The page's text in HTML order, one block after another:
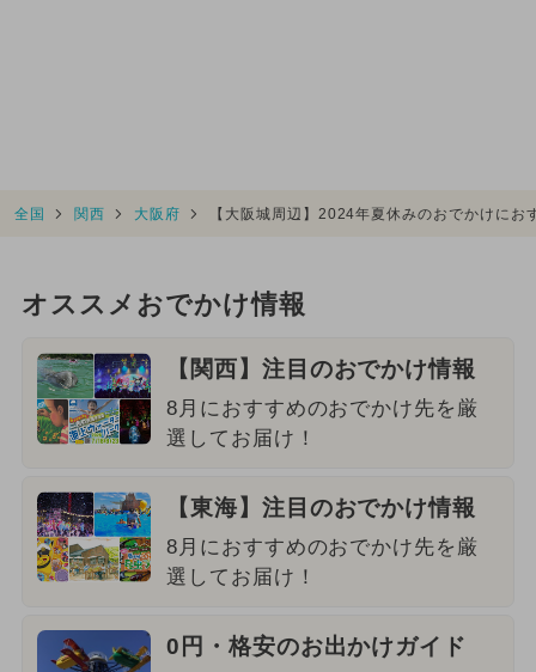
全国 関西 大阪府 【大阪城周辺】2024年夏休みのおでかけに
オススメおでかけ情報
【関西】注目のおでかけ情報
8月におすすめのおでかけ先を厳
選してお届け！
【東海】注目のおでかけ情報
8月におすすめのおでかけ先を厳
選してお届け！
0円・格安のお出かけガイド